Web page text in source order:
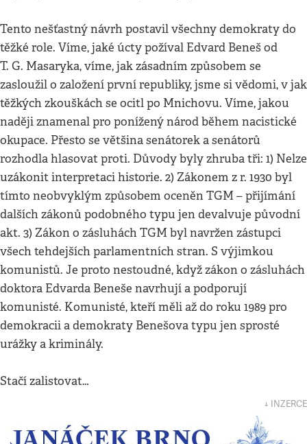
Tento nešťastný návrh postavil všechny demokraty do
těžké role. Víme, jaké úcty požíval Edvard Beneš od
T. G. Masaryka, víme, jak zásadním způsobem se
zasloužil o založení první republiky, jsme si vědomi, v jak
těžkých zkouškách se ocitl po Mnichovu. Víme, jakou
naději znamenal pro ponížený národ během nacistické
okupace. Přesto se většina senátorek a senátorů
rozhodla hlasovat proti. Důvody byly zhruba tři: 1) Nelze
uzákonit interpretaci historie. 2) Zákonem z r. 1930 byl
tímto neobvyklým způsobem oceněn TGM – přijímání
dalších zákonů podobného typu jen devalvuje původní
akt. 3) Zákon o zásluhách TGM byl navržen zástupci
všech tehdejších parlamentních stran. S výjimkou
komunistů. Je proto nestoudné, když zákon o zásluhách
doktora Edvarda Beneše navrhují a podporují
komunisté. Komunisté, kteří měli až do roku 1989 pro
demokracii a demokraty Benešova typu jen sprosté
urážky a kriminály.
Stačí zalistovat…
↓ INZERCE